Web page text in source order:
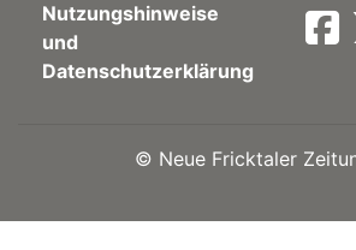
Nutzungshinweise
und
Datenschutzerklärung
© Neue Fricktaler